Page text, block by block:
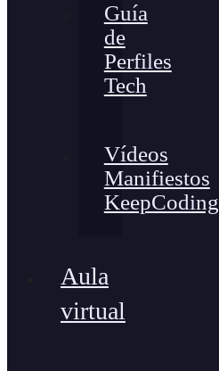
Guía
de
Perfiles
Tech
Vídeos
Manifiestos
KeepCoding
Aula
virtual